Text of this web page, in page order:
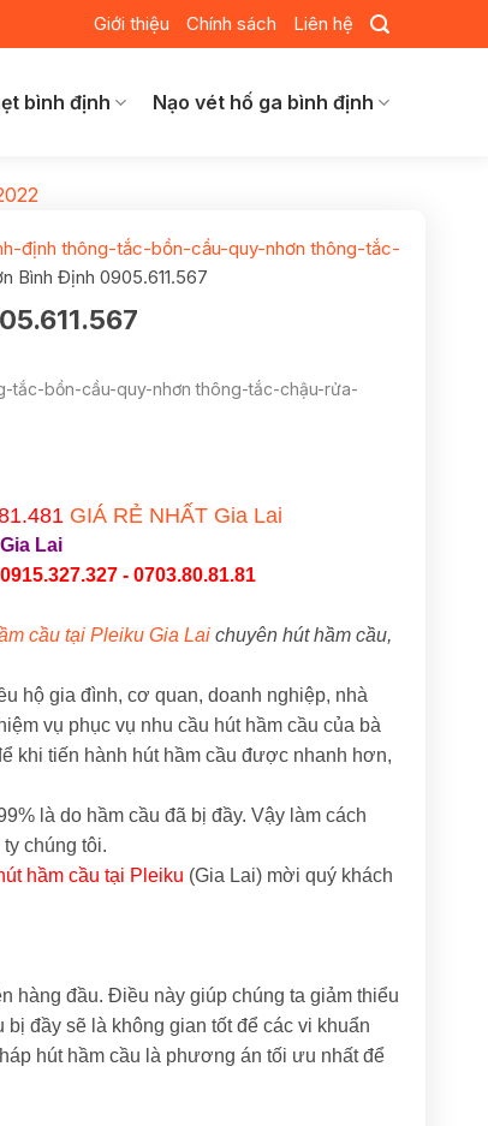
Giới thiệu Chính sách Liên hệ
bình định Nạo vét hố ga bình định
định thông-tắc-bồn-cầu-quy-nhơn thông-tắc-
Bình Định 0905.611.567
tắc-bồn-cầu-quy-nhơn thông-tắc-chậu-rửa-
GIÁ RẺ NHẤT Gia Lai
Lai
- 0703.80.81.81
cầu tại Pleiku Gia Lai chuyên hút hầm cầu,
hộ gia đình, cơ quan, doanh nghiệp, nhà
vụ phục vụ nhu cầu hút hầm cầu của bà
khi tiến hành hút hầm cầu được nhanh hơn,
là do hầm cầu đã bị đầy. Vậy làm cách
chúng tôi.
hầm cầu tại Pleiku (Gia Lai) mời quý khách
hàng đầu. Điều này giúp chúng ta giảm thiểu
đầy sẽ là không gian tốt để các vi khuẩn
hút hầm cầu là phương án tối ưu nhất để